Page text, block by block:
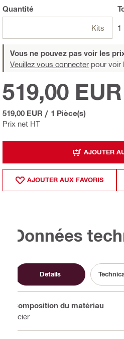
Quantité
Kits 1
Vous ne pouvez pas voir les
Veuillez vous connecter pour voir
Prix net HT
519,00 EUR
519,00 EUR / 1 Pièce(s)
AJOUTER
AJOUTER AUX FAVORIS
Données
Details
Composition du matériau
Acier